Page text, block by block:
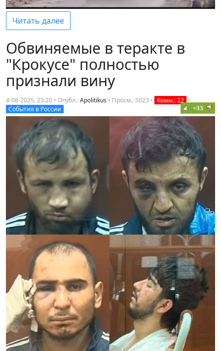
Читать далее
Обвиняемые в теракте в
"Крокусе" полностью
признали вину
4-08-2025, 23:20 • Опубл.:Apolitikus • Просм.: 5023 • Комм.: 22 •
События в России
+33